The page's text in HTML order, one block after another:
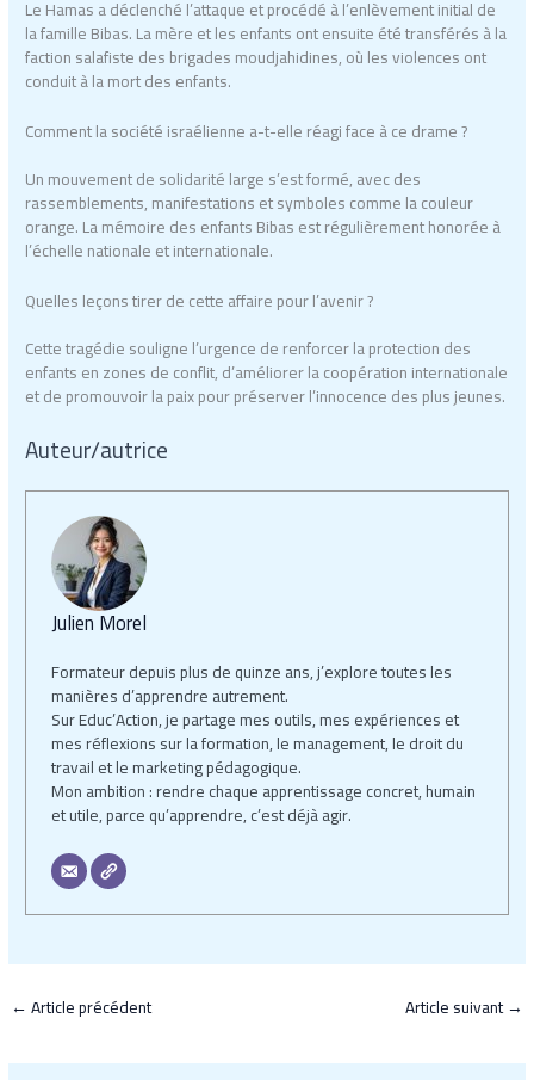
Le Hamas a déclenché l’attaque et procédé à l’enlèvement initial de
la famille Bibas. La mère et les enfants ont ensuite été transférés à la
faction salafiste des brigades moudjahidines, où les violences ont
conduit à la mort des enfants.
Comment la société israélienne a-t-elle réagi face à ce drame ?
Un mouvement de solidarité large s’est formé, avec des
rassemblements, manifestations et symboles comme la couleur
orange. La mémoire des enfants Bibas est régulièrement honorée à
l’échelle nationale et internationale.
Quelles leçons tirer de cette affaire pour l’avenir ?
Cette tragédie souligne l’urgence de renforcer la protection des
enfants en zones de conflit, d’améliorer la coopération internationale
et de promouvoir la paix pour préserver l’innocence des plus jeunes.
Auteur/autrice
Julien Morel
Formateur depuis plus de quinze ans, j’explore toutes les
manières d’apprendre autrement.
Sur Educ’Action, je partage mes outils, mes expériences et
mes réflexions sur la formation, le management, le droit du
travail et le marketing pédagogique.
Mon ambition : rendre chaque apprentissage concret, humain
et utile, parce qu’apprendre, c’est déjà agir.
←Article précédent Article suivant→